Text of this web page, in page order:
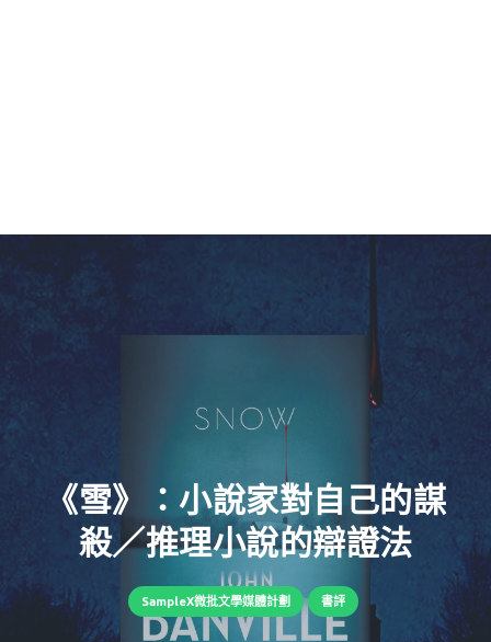
《雪》：小說家對自己的謀
殺／推理小說的辯證法
SampleX微批文學媒體計劃 書評